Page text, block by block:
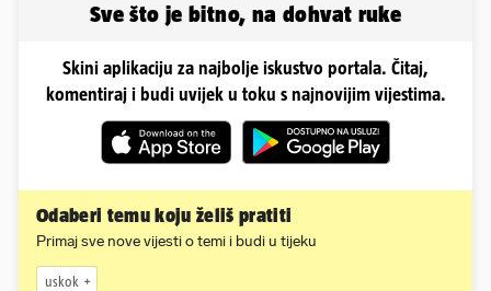
Sve što je bitno, na dohvat ruke
Skini aplikaciju za najbolje iskustvo portala. Čitaj,
komentiraj i budi uvijek u toku s najnovijim vijestima.
Odaberi temu koju želiš pratiti
Primaj sve nove vijesti o temi i budi u tijeku
uskok